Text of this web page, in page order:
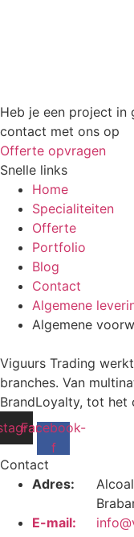
Heb je een project in
contact met ons op
Offerte opvragen
Snelle links
Home
Specialiteiten
Offerte
Portfolio
Blog
Contact
Algemene
Algemene
Viguurs Trading
branches. Van
BrandLoyalty, tot het
Facebook-
f
Contact
Adres:
E-mail: